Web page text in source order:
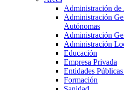
Administración de
Administración
Autónomas
Administración
Administración
Educación
Empresa Privada
Entidades
Formación